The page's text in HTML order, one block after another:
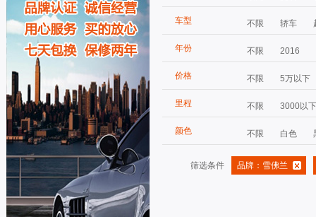
车型 不限 轿车
年份 不限 2016
价格 不限 5万以下
里程 不限 3000以下
颜色 不限 白色
筛选条件 品牌：雪佛兰